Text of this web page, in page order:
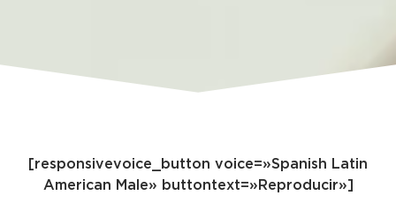
[responsivevoice_button voice=»Spanish Latin
American Male» buttontext=»Reproducir»]